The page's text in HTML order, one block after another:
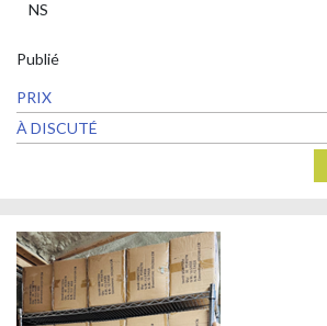
NS
Publié
PRIX
À DISCUTÉ